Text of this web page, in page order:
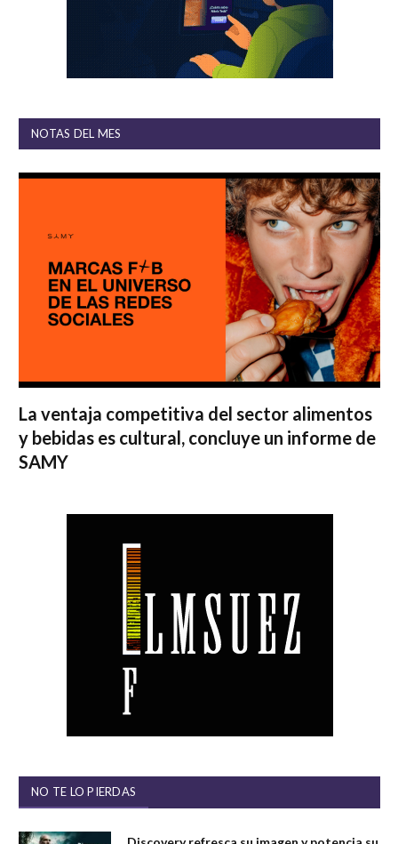
NOTAS DEL MES
La ventaja competitiva del sector alimentos
y bebidas es cultural, concluye un informe de
SAMY
NO TE LO PIERDAS